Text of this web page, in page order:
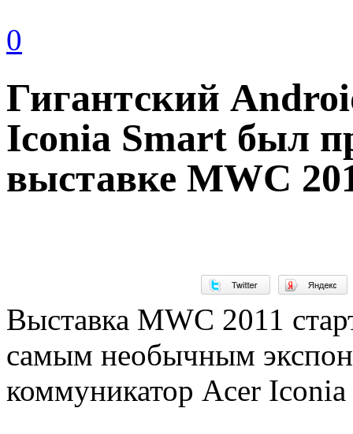
0
Гигантский
Iconia Smart был
выставке MWC
Выставка MWC 2011
самым необычным
коммуникатор Acer Iconia